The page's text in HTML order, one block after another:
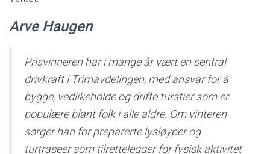
Arve Haugen
Prisvinneren har i mange år vært en sentral
drivkraft i Trimavdelingen, med ansvar for å
bygge, vedlikeholde og drifte turstier som er
populære blant folk i alle aldre. Om vinteren
sørger han for preparerte lysløyper og
turtraseer som tilrettelegger for fysisk aktivitet